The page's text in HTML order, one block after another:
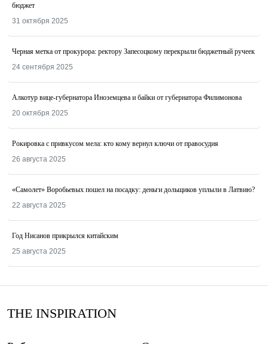
бюджет
31 октября 2025
Черная метка от прокурора: ректору Запесоцкому перекрыли бюджетный ручеек
24 сентября 2025
Алкотур вице-губернатора Иноземцева и байки от губернатора Филимонова
20 октября 2025
Рокировка с привкусом мела: кто кому вернул ключи от правосудия
26 августа 2025
«Самолет» Воробьевых пошел на посадку: деньги дольщиков уплыли в Латвию?
22 августа 2025
Год Нисанов прикрылся китайским
25 августа 2025
THE INSPIRATION